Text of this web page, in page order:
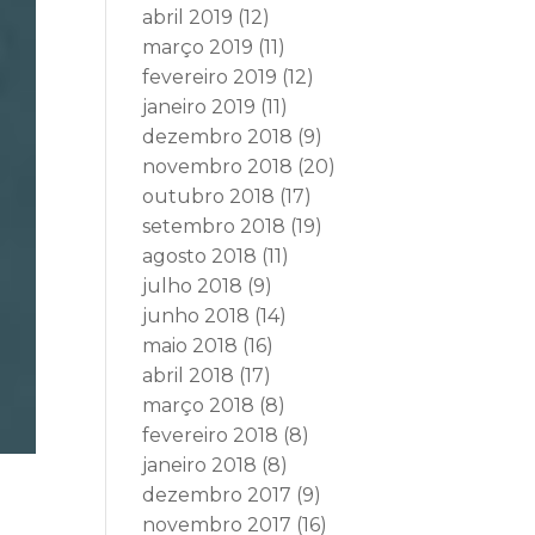
abril 2019 (12)
março 2019 (11)
fevereiro 2019 (12)
janeiro 2019 (11)
dezembro 2018 (9)
novembro 2018 (20)
outubro 2018 (17)
setembro 2018 (19)
agosto 2018 (11)
julho 2018 (9)
junho 2018 (14)
maio 2018 (16)
abril 2018 (17)
março 2018 (8)
fevereiro 2018 (8)
janeiro 2018 (8)
dezembro 2017 (9)
novembro 2017 (16)